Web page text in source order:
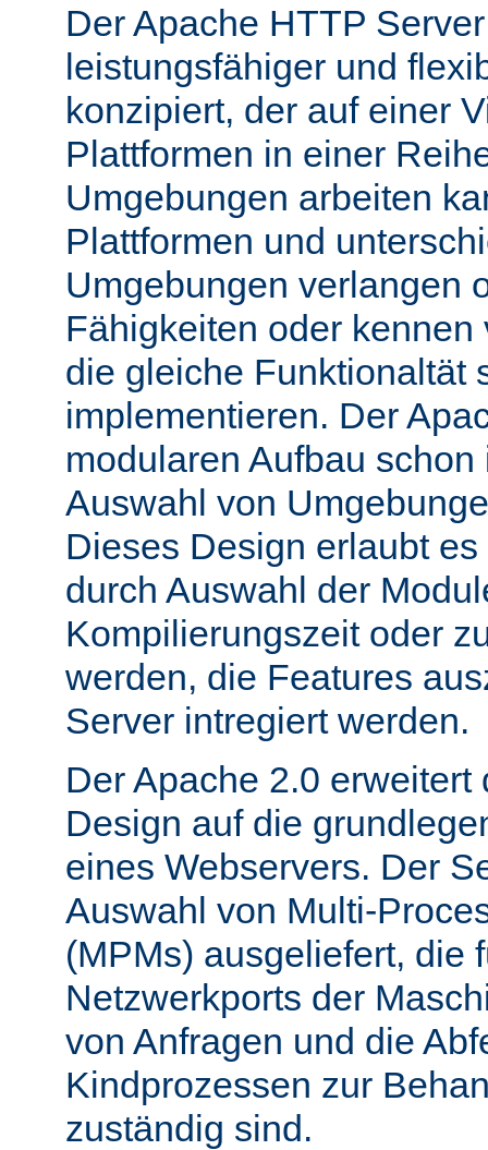
Der Apache HTTP
leistungsfähiger und
konzipiert, der auf einer
Plattformen in einer
Umgebungen arbeiten
Plattformen und
Umgebungen verlangen
Fähigkeiten oder
die gleiche Funktionaltät
implementieren. Der
modularen Aufbau
Auswahl von
Dieses Design erlaubt
durch Auswahl der
Kompilierungszeit oder
werden, die Features
Server intregiert werden.
Der Apache 2.0
Design auf die
eines Webservers. Der
Auswahl von Multi-
(MPMs) ausgeliefert, die
Netzwerkports der
von Anfragen und die
Kindprozessen zur
zuständig sind.